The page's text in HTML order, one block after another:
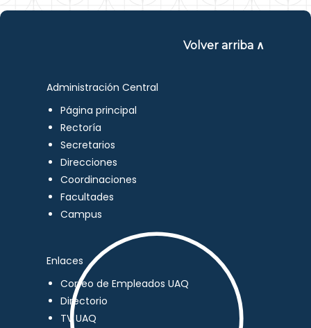
Volver arriba ∧
Administración Central
Página principal
Rectoría
Secretarios
Direcciones
Coordinaciones
Facultades
Campus
Enlaces
Correo de Empleados UAQ
Directorio
TV UAQ